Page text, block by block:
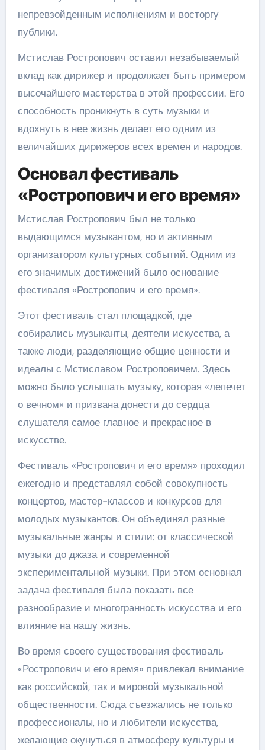
непревзойденным исполнениям и восторгу
публики.
Мстислав Ростропович оставил незабываемый
вклад как дирижер и продолжает быть примером
высочайшего мастерства в этой профессии. Его
способность проникнуть в суть музыки и
вдохнуть в нее жизнь делает его одним из
величайших дирижеров всех времен и народов.
Основал фестиваль
«Ростропович и его время»
Мстислав Ростропович был не только
выдающимся музыкантом, но и активным
организатором культурных событий. Одним из
его значимых достижений было основание
фестиваля «Ростропович и его время».
Этот фестиваль стал площадкой, где
собирались музыканты, деятели искусства, а
также люди, разделяющие общие ценности и
идеалы с Мстиславом Ростроповичем. Здесь
можно было услышать музыку, которая «лепечет
о вечном» и призвана донести до сердца
слушателя самое главное и прекрасное в
искусстве.
Фестиваль «Ростропович и его время» проходил
ежегодно и представлял собой совокупность
концертов, мастер-классов и конкурсов для
молодых музыкантов. Он объединял разные
музыкальные жанры и стили: от классической
музыки до джаза и современной
экспериментальной музыки. При этом основная
задача фестиваля была показать все
разнообразие и многогранность искусства и его
влияние на нашу жизнь.
Во время своего существования фестиваль
«Ростропович и его время» привлекал внимание
как российской, так и мировой музыкальной
общественности. Сюда съезжались не только
профессионалы, но и любители искусства,
желающие окунуться в атмосферу культуры и